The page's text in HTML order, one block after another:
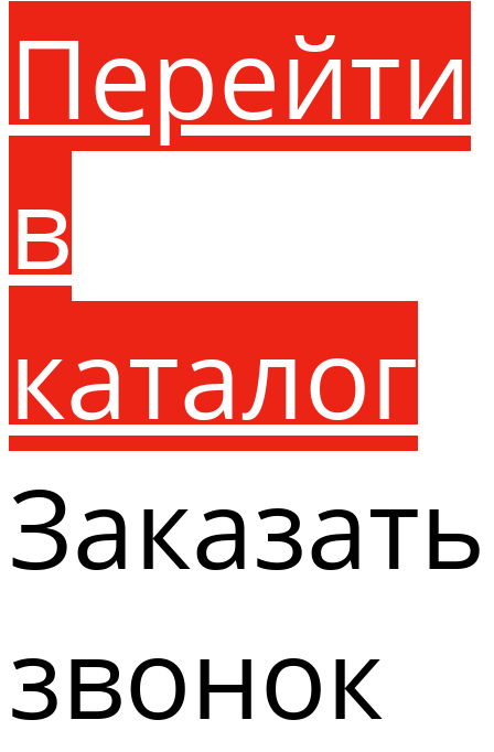
Перейти
в
каталог
Заказать
звонок